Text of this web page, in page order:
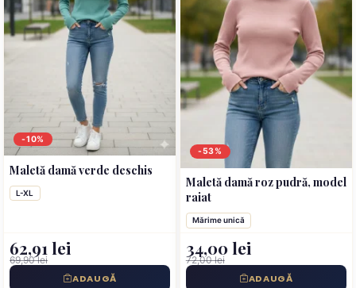
-10%
Maletă damă verde deschis
L-XL
62,91 lei
69,90 lei
ADAUGĂ
-53%
Maletă damă roz pudră, model
raiat
Mărime unică
34,00 lei
72,00 lei
ADAUGĂ